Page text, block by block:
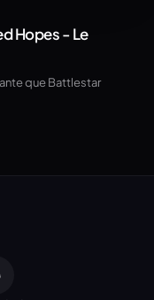
Hopes - Le
que Battlestar